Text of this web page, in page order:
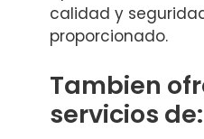
calidad y
proporcionado.
Tambien
servicios de: